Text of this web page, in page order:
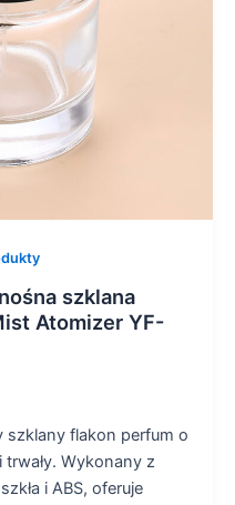
szklana
Atomizer YF-
szklany flakon perfum o
Wykonany z
i ABS, oferuje